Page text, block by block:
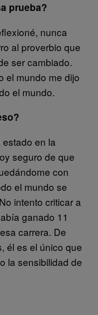
prueba?
nunca
al proverbio que
ser cambiado.
el mundo me dijo
el mundo.
en la
seguro de que
con
el mundo se
intento criticar a
ganado 11
carrera. De
él es el único que
la sensibilidad de